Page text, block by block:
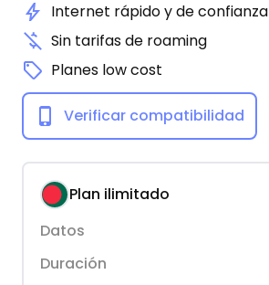
Internet rápido y de confianza
Sin tarifas de roaming
Planes low cost
Verificar compatibilidad
Plan ilimitado
Datos
Duración